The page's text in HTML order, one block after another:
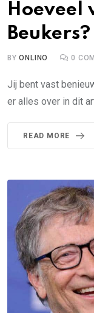
Hoeveel
Beukers?
BYONLINO 0
Jij bent vast
er alles over in dit
READ MORE